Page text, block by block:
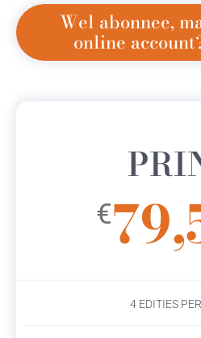
Wel abonnee,
online
€
4 EDITIES